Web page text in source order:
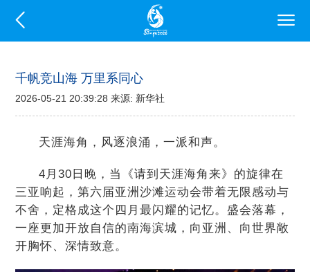
千帆竞山海 万里系同心
2026-05-21 20:39:28 来源: 新华社
天涯海角，风逐浪涌，一派和声。
4月30日晚，当《请到天涯海角来》的旋律在
三亚响起，第六届亚洲沙滩运动会带着无限感动与
不舍，定格成这个四月最闪耀的记忆。盛会落幕，
一座更加开放自信的南海滨城，向亚洲、向世界敞
开胸怀、深情致意。